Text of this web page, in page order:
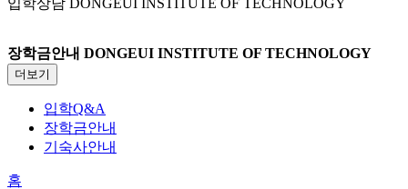
장학금안내 DONGEUI INSTITUTE OF TECHNOLOGY
더보기
입학Q&A
장학금안내
기숙사안내
홈